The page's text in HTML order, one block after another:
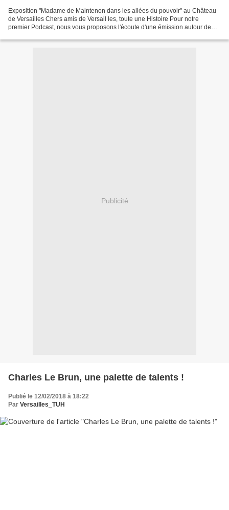
Exposition "Madame de Maintenon dans les allées du pouvoir" au Château
de Versailles Chers amis de Versail les, toute une Histoire Pour notre
premier Podcast, nous vous proposons l'écoute d'une émission autour de
Publicité
Charles Le Brun, une palette de talents !
Publié le 12/02/2018 à 18:22
Par Versailles_TUH